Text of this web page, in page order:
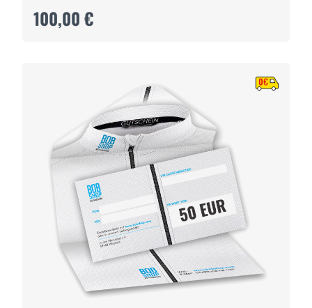
100,00 €